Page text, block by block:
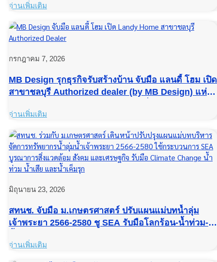
อ่านเพิ่มเติม
กรกฎาคม 7, 2026
MB Design รุกธุรกิจรับสร้างบ้าน จับมือ แลนดี้ โฮม เปิด
สาขาชลบุรี Authorized dealer (by MB Design) แห่ง
Interior สู่บริการสร้างบ้านครบวงจร
อ่านเพิ่มเติม
มิถุนายน 23, 2026
สทนช. จับมือ ม.เกษตรศาสตร์ ปรับแผนแม่บทน้ำลุ่ม
เจ้าพระยา 2566-2580 ชู SEA รับมือโลกร้อน-น้ำท่วม-
อ่านเพิ่มเติม